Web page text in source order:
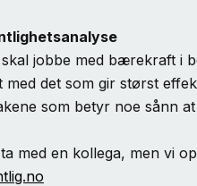
jobbe med bærekraft i
det som gir størst
som betyr noe sånn
med en kollega, men vi